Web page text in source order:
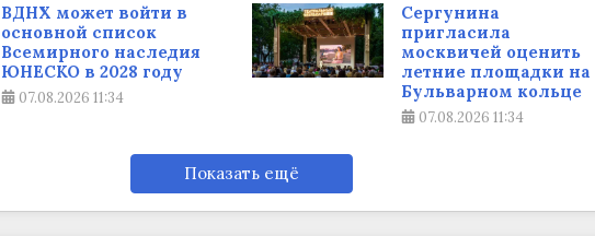
ВДНХ может войти в
основной список
Всемирного наследия
ЮНЕСКО в 2028 году
07.08.2026 11:34
Сергунина
пригласила
москвичей оценить
летние площадки на
Бульварном кольце
07.08.2026 11:34
Показать ещё